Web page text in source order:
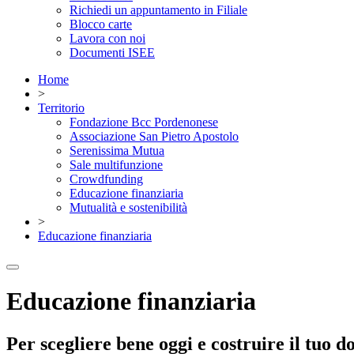
Richiedi un appuntamento in Filiale
Blocco carte
Lavora con noi
Documenti ISEE
Home
>
Territorio
Fondazione Bcc Pordenonese
Associazione San Pietro Apostolo
Serenissima Mutua
Sale multifunzione
Crowdfunding
Educazione finanziaria
Mutualità e sostenibilità
>
Educazione finanziaria
Educazione finanziaria
Per scegliere bene oggi e costruire il tuo